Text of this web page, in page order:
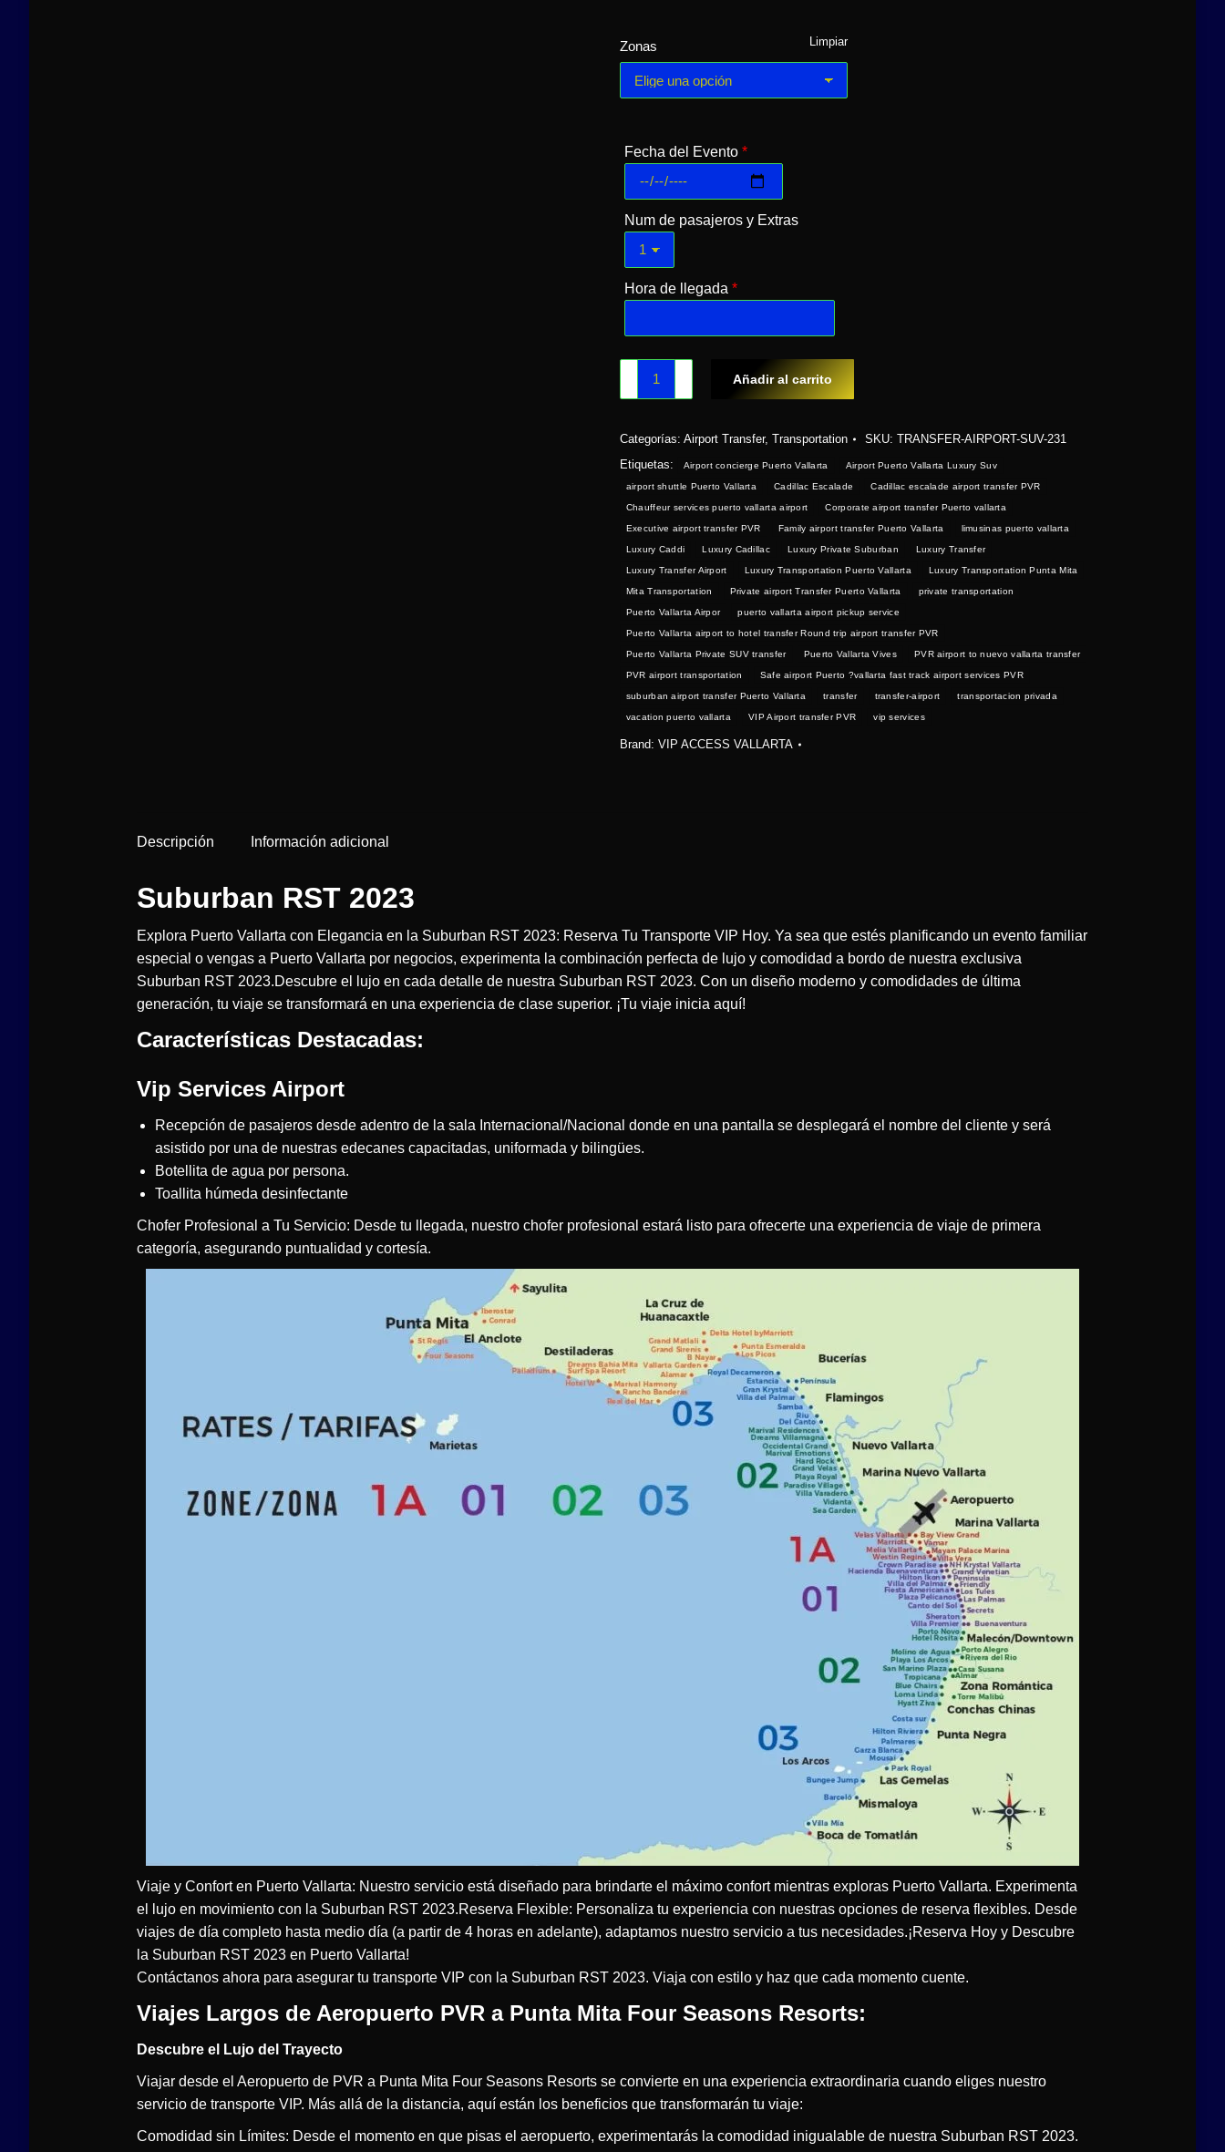
Zonas Limpiar
Fecha del Evento*
Num de pasajeros y Extras
Hora de llegada *
Añadir al carrito
Categorías: Airport Transfer, Transportation SKU: TRANSFER-AIRPORT-SUV-231
Etiquetas:
Airport concierge Puerto Vallarta Airport Puerto Vallarta Luxury Suv
airport shuttle Puerto Vallarta Cadillac Escalade Cadillac escalade airport transfer PVR
Chauffeur services puerto vallarta airport Corporate airport transfer Puerto vallarta
Executive airport transfer PVR Family airport transfer Puerto Vallarta limusinas puerto vallarta
Luxury Caddi Luxury Cadillac Luxury Private Suburban Luxury Transfer
Luxury Transfer Airport Luxury Transportation Puerto Vallarta Luxury Transportation Punta Mita
Mita Transportation Private airport Transfer Puerto Vallarta private transportation
Puerto Vallarta Airpor puerto vallarta airport pickup service
Puerto Vallarta airport to hotel transfer Round trip airport transfer PVR
Puerto Vallarta Private SUV transfer Puerto Vallarta Vives PVR airport to nuevo vallarta transfer
PVR airport transportation Safe airport Puerto ?vallarta fast track airport services PVR
suburban airport transfer Puerto Vallarta transfer transfer-airport transportacion privada
vacation puerto vallarta VIP Airport transfer PVR vip services
Brand: VIP ACCESS VALLARTA
Descripción Información adicional
Suburban RST 2023
Explora Puerto Vallarta con Elegancia en la Suburban RST 2023: Reserva Tu Transporte VIP Hoy. Ya sea que estés planificando un evento familiar
especial o vengas a Puerto Vallarta por negocios, experimenta la combinación perfecta de lujo y comodidad a bordo de nuestra exclusiva
Suburban RST 2023.Descubre el lujo en cada detalle de nuestra Suburban RST 2023. Con un diseño moderno y comodidades de última
generación, tu viaje se transformará en una experiencia de clase superior. ¡Tu viaje inicia aquí!
Características Destacadas:
Vip Services Airport
Recepción de pasajeros desde adentro de la sala Internacional/Nacional donde en una pantalla se desplegará el nombre del cliente y será
asistido por una de nuestras edecanes capacitadas, uniformada y bilingües.
Botellita de agua por persona.
Toallita húmeda desinfectante
Chofer Profesional a Tu Servicio: Desde tu llegada, nuestro chofer profesional estará listo para ofrecerte una experiencia de viaje de primera
categoría, asegurando puntualidad y cortesía.
Viaje y Confort en Puerto Vallarta: Nuestro servicio está diseñado para brindarte el máximo confort mientras exploras Puerto Vallarta. Experimenta
el lujo en movimiento con la Suburban RST 2023.Reserva Flexible: Personaliza tu experiencia con nuestras opciones de reserva flexibles. Desde
viajes de día completo hasta medio día (a partir de 4 horas en adelante), adaptamos nuestro servicio a tus necesidades.¡Reserva Hoy y Descubre
la Suburban RST 2023 en Puerto Vallarta!
Contáctanos ahora para asegurar tu transporte VIP con la Suburban RST 2023. Viaja con estilo y haz que cada momento cuente.
Viajes Largos de Aeropuerto PVR a Punta Mita Four Seasons Resorts:
Descubre el Lujo del Trayecto
Viajar desde el Aeropuerto de PVR a Punta Mita Four Seasons Resorts se convierte en una experiencia extraordinaria cuando eliges nuestro
servicio de transporte VIP. Más allá de la distancia, aquí están los beneficios que transformarán tu viaje:
Comodidad sin Límites: Desde el momento en que pisas el aeropuerto, experimentarás la comodidad inigualable de nuestra Suburban RST 2023.